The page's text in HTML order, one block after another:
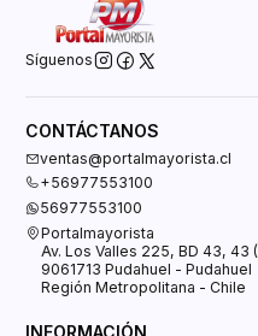
Síguenos
CONTÁCTANOS
ventas@portalmayorista.cl
+56977553100
56977553100
Portalmayorista
Av. Los Valles 225, BD 43, 43
9061713 Pudahuel - Pudahuel
Región Metropolitana - Chile